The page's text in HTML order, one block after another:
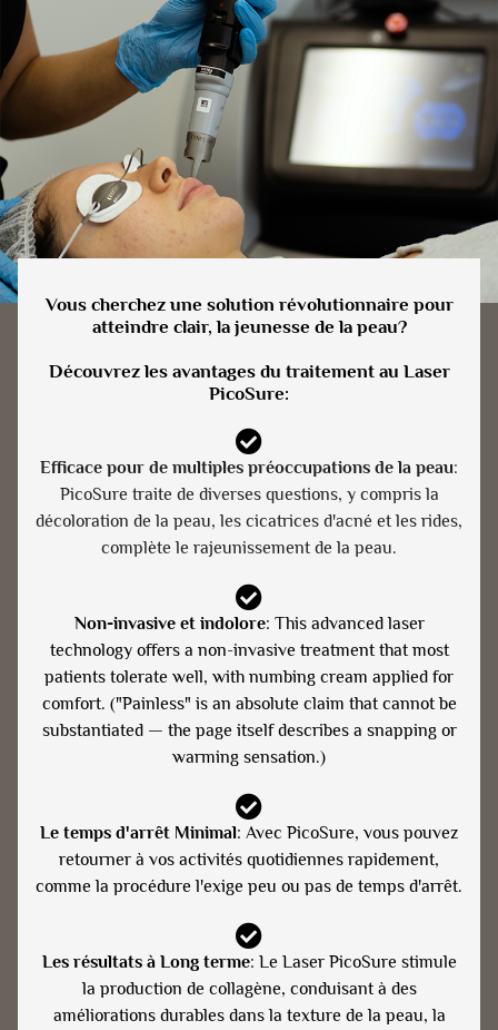
Vous cherchez une solution révolutionnaire pour
atteindre clair, la jeunesse de la peau?
Découvrez les avantages du traitement au Laser
PicoSure:
Efficace pour de multiples préoccupations de la peau:
PicoSure traite de diverses questions, y compris la
décoloration de la peau, les cicatrices d'acné et les rides,
complète le rajeunissement de la peau.
Non-invasive et indolore: This advanced laser
technology offers a non-invasive treatment that most
patients tolerate well, with numbing cream applied for
comfort. ("Painless" is an absolute claim that cannot be
substantiated — the page itself describes a snapping or
warming sensation.)
Le temps d'arrêt Minimal: Avec PicoSure, vous pouvez
retourner à vos activités quotidiennes rapidement,
comme la procédure l'exige peu ou pas de temps d'arrêt.
Les résultats à Long terme: Le Laser PicoSure stimule
la production de collagène, conduisant à des
améliorations durables dans la texture de la peau, la